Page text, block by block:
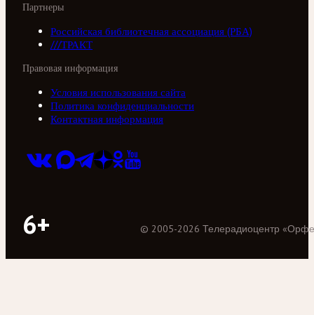
Партнеры
Российская библиотечная ассоциация (РБА)
///ТРАКТ
Правовая информация
Условия использования сайта
Политика конфиденциальности
Контактная информация
6+ © 2005-2026 Телерадиоцентр